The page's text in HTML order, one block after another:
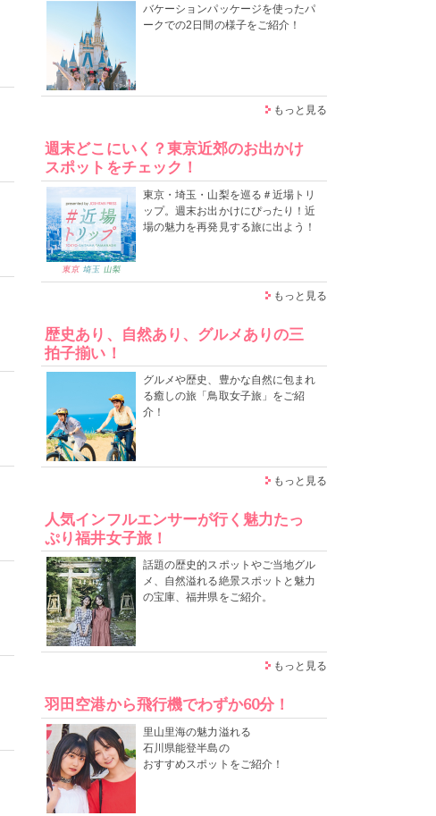
バケーションパッケージを使ったパ
ークでの2日間の様子をご紹介！
もっと見る
週末どこにいく？東京近郊のお出かけ
スポットをチェック！
東京・埼玉・山梨を巡る＃近場トリ
ップ。週末お出かけにぴったり！近
場の魅力を再発見する旅に出よう！
もっと見る
歴史あり、自然あり、グルメありの三
拍子揃い！
グルメや歴史、豊かな自然に包まれ
る癒しの旅「鳥取女子旅」をご紹
介！
もっと見る
人気インフルエンサーが行く魅力たっ
ぷり福井女子旅！
話題の歴史的スポットやご当地グル
メ、自然溢れる絶景スポットと魅力
の宝庫、福井県をご紹介。
もっと見る
羽田空港から飛行機でわずか60分！
里山里海の魅力溢れる
石川県能登半島の
おすすめスポットをご紹介！